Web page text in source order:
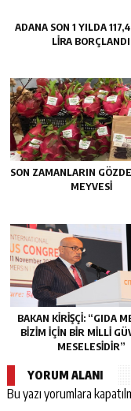
ADANA SON 1 YILDA
LİRA BORÇLANDI
SON ZAMANLARIN
MEYVESİ
BAKAN KİRİŞÇİ: “GIDA
BİZİM İÇİN BİR MİLLİ
MESELESİDİR”
YORUM ALANI
Bu yazı yorumlara